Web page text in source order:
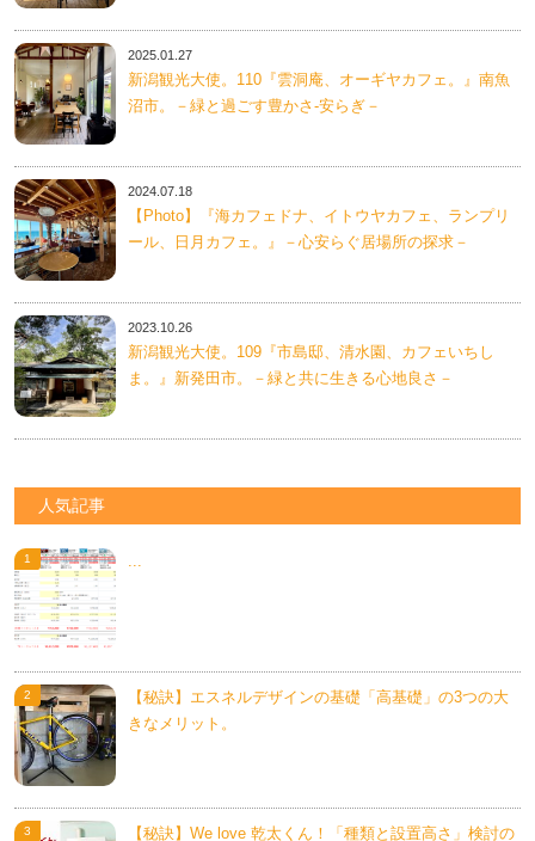
2025.01.27
新潟観光大使。110『雲洞庵、オーギヤカフェ。』南魚
沼市。－緑と過ごす豊かさ-安らぎ－
2024.07.18
【Photo】『海カフェドナ、イトウヤカフェ、ランプリ
ール、日月カフェ。』－心安らぐ居場所の探求－
2023.10.26
新潟観光大使。109『市島邸、清水園、カフェいちし
ま。』新発田市。－緑と共に生きる心地良さ－
人気記事
...
【秘訣】エスネルデザインの基礎「高基礎」の3つの大
きなメリット。
【秘訣】We love 乾太くん！「種類と設置高さ」検討の